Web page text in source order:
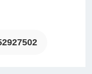
的装配套件，使